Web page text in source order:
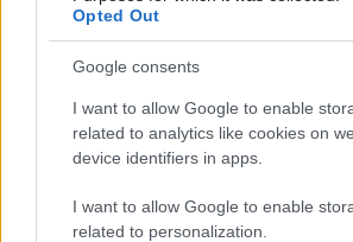
Opted Out
Google consents
I want to allow Google to enable
related to analytics like cookies on
device identifiers in apps.
I want to allow Google to enable
related to personalization.
w odpowiedzi na
samoczwart